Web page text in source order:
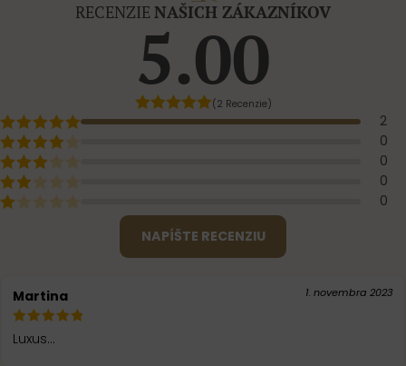
RECENZIE NAŠICH ZÁKAZNÍKOV
5.00
(2 Recenzie)
2
0
0
0
0
NAPÍŠTE RECENZIU
Martina 1. novembra 2023
Luxus...